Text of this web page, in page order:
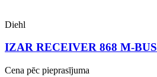
Diehl
IZAR RECEIVER 868 M-BUS
Cena pēc pieprasījuma